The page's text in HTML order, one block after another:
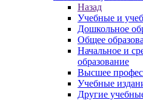
Назад
Учебные и
Дошкольное
Общее
Начальное и
образование
Высшее
Учебные
Другие